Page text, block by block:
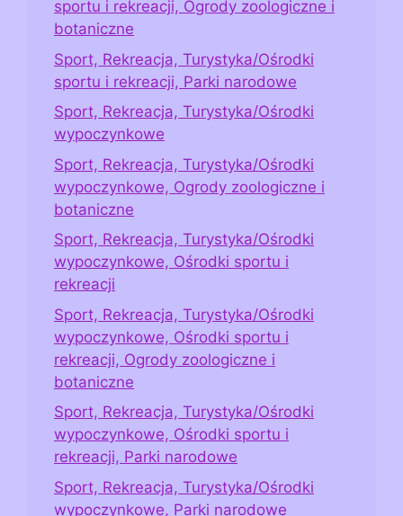
sportu i rekreacji, Ogrody zoologiczne i
botaniczne
Sport, Rekreacja, Turystyka/Ośrodki
sportu i rekreacji, Parki narodowe
Sport, Rekreacja, Turystyka/Ośrodki
wypoczynkowe
Sport, Rekreacja, Turystyka/Ośrodki
wypoczynkowe, Ogrody zoologiczne i
botaniczne
Sport, Rekreacja, Turystyka/Ośrodki
wypoczynkowe, Ośrodki sportu i
rekreacji
Sport, Rekreacja, Turystyka/Ośrodki
wypoczynkowe, Ośrodki sportu i
rekreacji, Ogrody zoologiczne i
botaniczne
Sport, Rekreacja, Turystyka/Ośrodki
wypoczynkowe, Ośrodki sportu i
rekreacji, Parki narodowe
Sport, Rekreacja, Turystyka/Ośrodki
wypoczynkowe, Parki narodowe